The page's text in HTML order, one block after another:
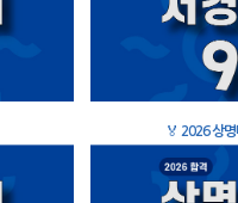
🏅 2026 상명